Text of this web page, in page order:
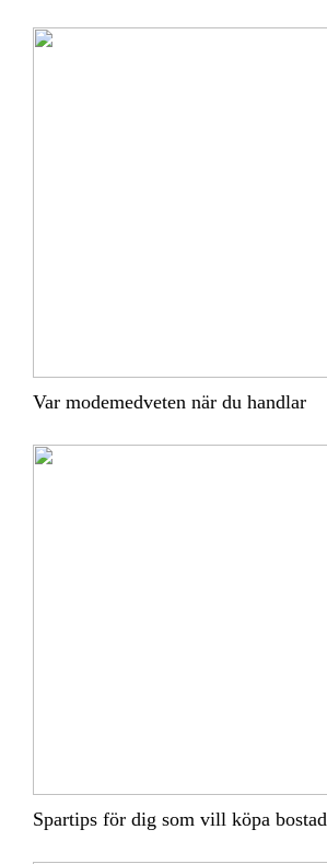
Var modemedveten när du handlar
Spartips för dig som vill köpa bostad